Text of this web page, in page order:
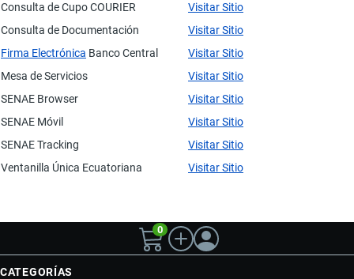
Consulta de Cupo COURIER
Visitar Sitio
Consulta de Documentación
Visitar Sitio
Firma Electrónica Banco Central
Visitar Sitio
Mesa de Servicios
Visitar Sitio
SENAE Browser
Visitar Sitio
SENAE Móvil
Visitar Sitio
SENAE Tracking
Visitar Sitio
Ventanilla Única Ecuatoriana
Visitar Sitio
0
CATEGORÍAS